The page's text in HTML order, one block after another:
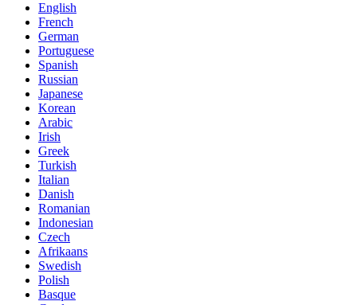
English
French
German
Portuguese
Spanish
Russian
Japanese
Korean
Arabic
Irish
Greek
Turkish
Italian
Danish
Romanian
Indonesian
Czech
Afrikaans
Swedish
Polish
Basque